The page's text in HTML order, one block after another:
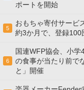
ポートを開始
5
おもちゃ寄付サービ
約3か月で、登録100
6
国連WFP協会、小
の食事が当たり前で
と」開催